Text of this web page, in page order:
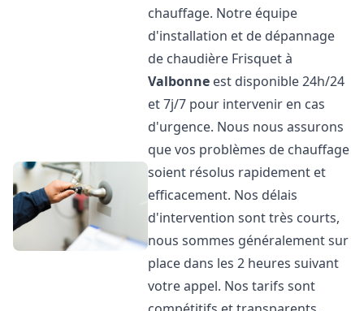
chauffage. Notre équipe
d'installation et de dépannage
de chaudière Frisquet à
Valbonne est disponible 24h/24
et 7j/7 pour intervenir en cas
d'urgence. Nous nous assurons
que vos problèmes de chauffage
soient résolus rapidement et
efficacement. Nos délais
d'intervention sont très courts,
nous sommes généralement sur
place dans les 2 heures suivant
votre appel. Nos tarifs sont